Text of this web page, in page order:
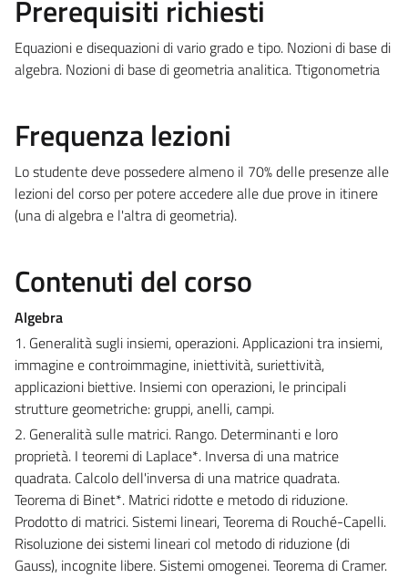
Prerequisiti richiesti
Equazioni e disequazioni di vario grado e tipo. Nozioni di base di
algebra. Nozioni di base di geometria analitica. Ttigonometria
Frequenza lezioni
Lo studente deve possedere almeno il 70% delle presenze alle
lezioni del corso per potere accedere alle due prove in itinere
(una di algebra e l'altra di geometria).
Contenuti del corso
Algebra
1. Generalità sugli insiemi, operazioni. Applicazioni tra insiemi,
immagine e controimmagine, iniettività, suriettività,
applicazioni biettive. Insiemi con operazioni, le principali
strutture geometriche: gruppi, anelli, campi.
2. Generalità sulle matrici. Rango. Determinanti e loro
proprietà. I teoremi di Laplace*. Inversa di una matrice
quadrata. Calcolo dell'inversa di una matrice quadrata.
Teorema di Binet*. Matrici ridotte e metodo di riduzione.
Prodotto di matrici. Sistemi lineari, Teorema di Rouché-Capelli.
Risoluzione dei sistemi lineari col metodo di riduzione (di
Gauss), incognite libere. Sistemi omogenei. Teorema di Cramer.